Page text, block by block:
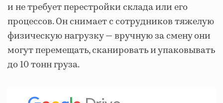
и не требует перестройки склада или его
процессов. Он снимает с сотрудников тяжелую
физическую нагрузку — вручную за смену они
могут перемещать, сканировать и упаковывать
до 10 тонн груза.